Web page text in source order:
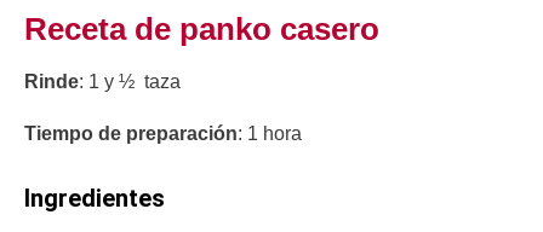
Receta de panko casero
Rinde: 1 y ½ taza
Tiempo de preparación: 1 hora
Ingredientes